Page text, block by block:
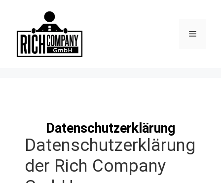
Datenschutzerklärung
Datenschutzerklärung
der Rich Company